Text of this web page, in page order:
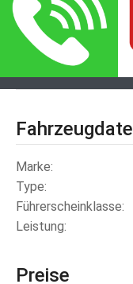
Marke
Type
Führerscheinklasse
Leistung
Preise